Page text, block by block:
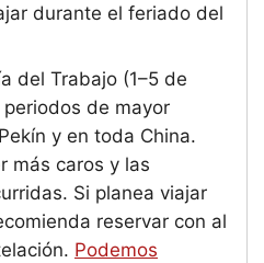
durante el feriado del
del Trabajo (1–5 de
de mayor
y en toda China.
más caros y las
Si planea viajar
reservar con al
Podemos